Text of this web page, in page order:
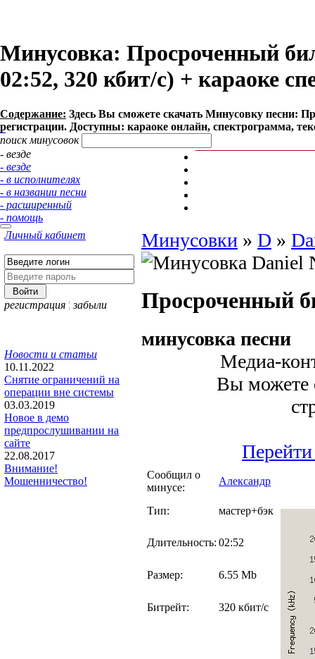
Минусовка: Просроченный
02:52, 320 кбит/с) + караоке
Содержание: Здесь Вы сможете cкачать Минусовку песни:
регистрации. Доступны: караоке онлайн, спектрограмма,
поиск минусовок
- везде
- везде
- в исполнителях
- в названии песни
- расширенный
- помощь
Личный кабинет
регистрация ¦ забыли
Новости и статьи
10.11.2022
Снятие ограничений на
операции вне системы
03.03.2019
Новое в демо
предпрослушивании на
сайте
22.08.2017
Внимание!
Мошенничество!
Минусовки » D »
Просроченный
минусовка песни
Медиа-
Вы можете
Сообщил о
минусе:
Александр
Тип: мастер+бэк
Длительность: 02:52
Размер: 6.55 Mb
Битрейт: 320 кбит/с